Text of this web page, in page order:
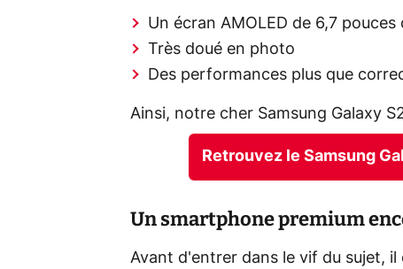
Un écran AMOLED de 6,7
Très doué en photo
Des performances plus que
Ainsi, notre cher Samsung Galaxy
Retrouvez le Samsung
Un smartphone premium
Avant d'entrer dans le vif du sujet,